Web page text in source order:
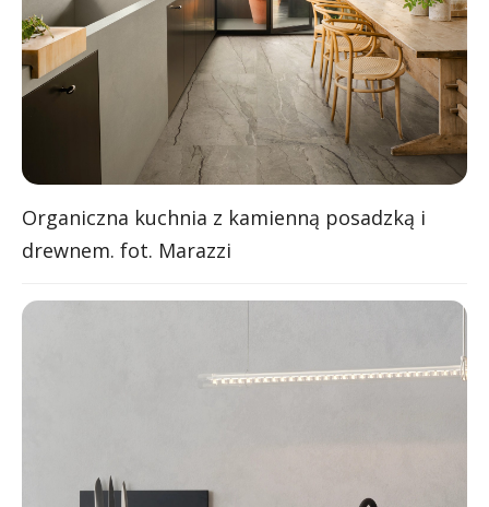
Organiczna kuchnia z kamienną posadzką i
drewnem. fot. Marazzi